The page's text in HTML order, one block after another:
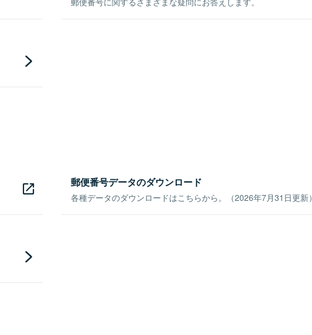
郵便番号データのダウンロード
各種データのダウンロードはこちらから。（2026年7月31日更新）